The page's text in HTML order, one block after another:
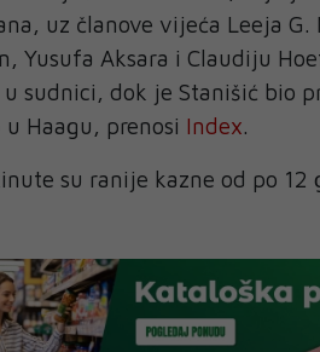
uz članove vijeća Leeja G.
Yusufa Aksara i Claudiju
sudnici, dok je Stanišić bio
Haagu, prenosi Index.
su ranije kazne od po 12